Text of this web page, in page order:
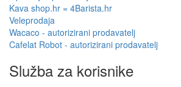
Kava shop.hr = 4Barista.hr
Veleprodaja
Wacaco - autorizirani prodavatelj
Cafelat Robot - autorizirani prodavatelj
Služba za korisnike